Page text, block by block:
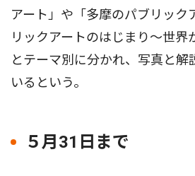
アート」や「多摩のパブリック
リックアートのはじまり〜世界
とテーマ別に分かれ、写真と解
いるという。
５月31日まで